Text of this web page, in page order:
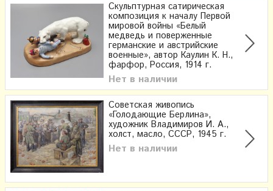
Скульптурная сатирическая
композиция к началу Первой
мировой войны​ «Белый
медведь и поверженные
германские и австрийские
военные», автор Каулин К. Н.,
фарфор, Россия, 1914 г.
Нет в наличии
Советская живопись
«Голодающие Берлина»,
художник Владимиров И. А.,
холст, масло, СССР, 1945 г.
Нет в наличии